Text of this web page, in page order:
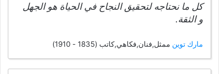
كل ما نحتاجه لتحقيق النجاح في الحياة هو الجهل
و الثقة.
مارك توين ممثل,فنان,فكاهي,كاتب (1835 - 1910)